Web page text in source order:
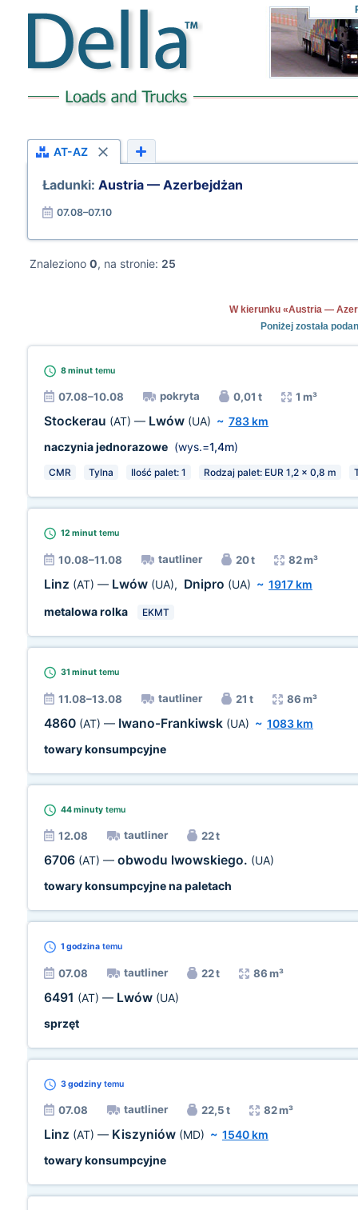
AT-AZ
Ładunki: Austria — Azerbejdżan
07.08–07.10
Znaleziono 0, na stronie: 25
W kierunku «Austria —
Poniżej została
8 minut temu
07.08–10.08 pokryta 0,01 t 1 m³
Stockerau (AT) — Lwów (UA) ~ 783 km
naczynia jednorazowe (wys.=1,4m)
CMR Tylna Ilość palet: 1 Rodzaj palet: EUR 1,2 x 0,8 m
12 minut temu
10.08–11.08 tautliner 20 t 82 m³
Linz (AT) — Lwów (UA), Dnipro (UA) ~ 1917 km
metalowa rolka
EKMT
31 minut temu
11.08–13.08 tautliner 21 t 86 m³
4860 (AT) — Iwano-Frankiwsk (UA) ~ 1083 km
towary konsumpcyjne
44 minuty temu
12.08 tautliner 22 t
6706 (AT) — obwodu lwowskiego. (UA)
towary konsumpcyjne na paletach
1 godzina temu
07.08 tautliner 22 t 86 m³
6491 (AT) — Lwów (UA)
sprzęt
3 godziny temu
07.08 tautliner 22,5 t 82 m³
Linz (AT) — Kiszyniów (MD) ~ 1540 km
towary konsumpcyjne